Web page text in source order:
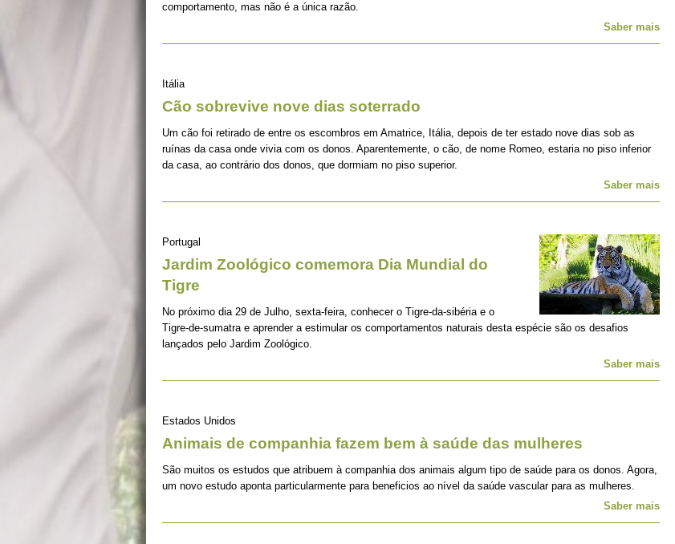
comportamento, mas não é a única razão.
Saber mais
Itália
Cão sobrevive nove dias soterrado
Um cão foi retirado de entre os escombros em Amatrice, Itália, depois de ter estado nove dias sob as
ruínas da casa onde vivia com os donos. Aparentemente, o cão, de nome Romeo, estaria no piso inferior
da casa, ao contrário dos donos, que dormiam no piso superior.
Saber mais
Portugal
Jardim Zoológico comemora Dia Mundial do
Tigre
No próximo dia 29 de Julho, sexta-feira, conhecer o Tigre-da-sibéria e o
Tigre-de-sumatra e aprender a estimular os comportamentos naturais desta espécie são os desafios
lançados pelo Jardim Zoológico.
Saber mais
Estados Unidos
Animais de companhia fazem bem à saúde das mulheres
São muitos os estudos que atribuem à companhia dos animais algum tipo de saúde para os donos. Agora,
um novo estudo aponta particularmente para beneficios ao nível da saúde vascular para as mulheres.
Saber mais